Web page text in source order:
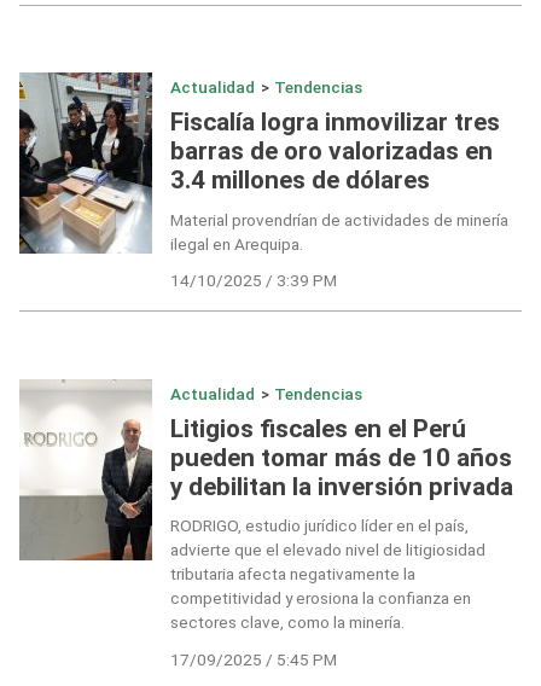
Actualidad > Tendencias
Fiscalía logra inmovilizar tres
barras de oro valorizadas en
3.4 millones de dólares
Material provendrían de actividades de minería
ilegal en Arequipa.
14/10/2025 / 3:39 PM
Actualidad > Tendencias
Litigios fiscales en el Perú
pueden tomar más de 10 años
y debilitan la inversión privada
RODRIGO, estudio jurídico líder en el país,
advierte que el elevado nivel de litigiosidad
tributaria afecta negativamente la
competitividad y erosiona la confianza en
sectores clave, como la minería.
17/09/2025 / 5:45 PM